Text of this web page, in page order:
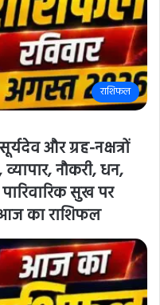
राशिफल
और ग्रह-नक्षत्रों
नौकरी, धन,
सुख पर
आज का राशिफल